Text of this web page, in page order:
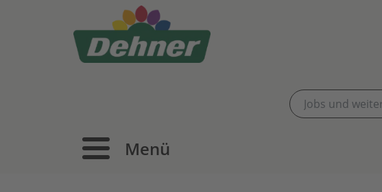
Menü